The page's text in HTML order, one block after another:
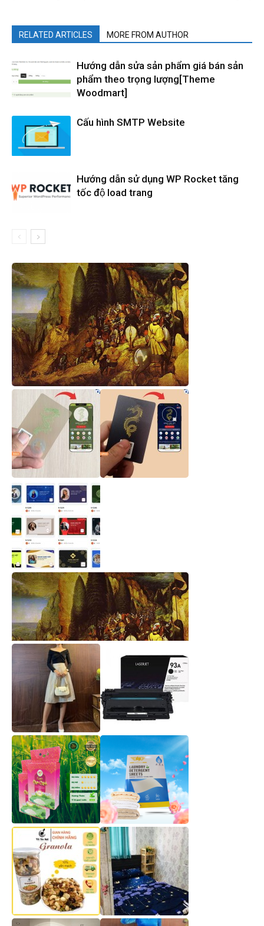
RELATED ARTICLES MORE FROM AUTHOR
Hướng dẫn sửa sản phẩm giá bán sản
phẩm theo trọng lượng[Theme
Woodmart]
Cấu hình SMTP Website
Hướng dẫn sử dụng WP Rocket tăng
tốc độ load trang